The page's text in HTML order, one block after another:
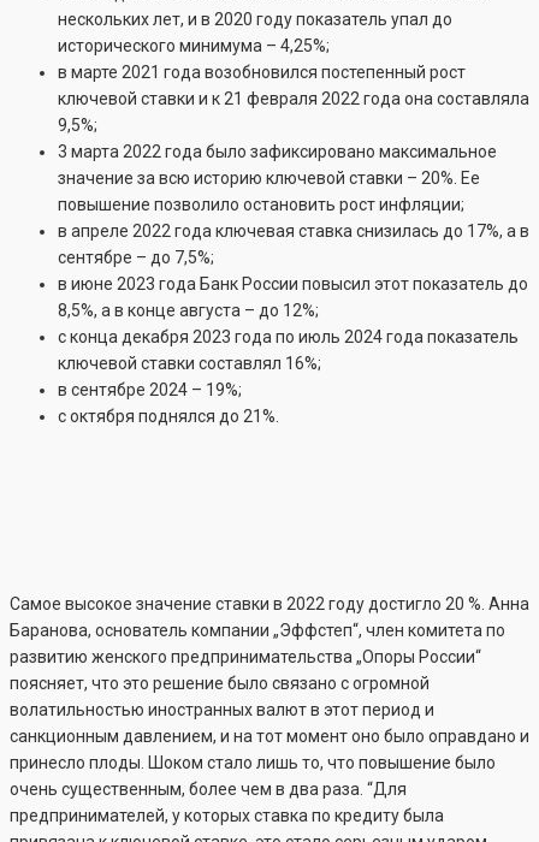
нескольких лет, и в 2020 году показатель упал до
исторического минимума – 4,25%;
в марте 2021 года возобновился постепенный рост
ключевой ставки и к 21 февраля 2022 года она составляла
9,5%;
3 марта 2022 года было зафиксировано максимальное
значение за всю историю ключевой ставки – 20%. Ее
повышение позволило остановить рост инфляции;
в апреле 2022 года ключевая ставка снизилась до 17%, а в
сентябре – до 7,5%;
в июне 2023 года Банк России повысил этот показатель до
8,5%, а в конце августа – до 12%;
с конца декабря 2023 года по июль 2024 года показатель
ключевой ставки составлял 16%;
в сентябре 2024 – 19%;
с октября поднялся до 21%.
Самое высокое значение ставки в 2022 году достигло 20 %. Анна
Баранова, основатель компании „Эффстеп“, член комитета по
развитию женского предпринимательства „Опоры России“
поясняет, что это решение было связано с огромной
волатильностью иностранных валют в этот период и
санкционным давлением, и на тот момент оно было оправдано и
принесло плоды. Шоком стало лишь то, что повышение было
очень существенным, более чем в два раза. “Для
предпринимателей, у которых ставка по кредиту была